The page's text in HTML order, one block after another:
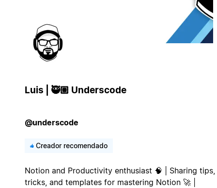
Luis | 🥷🏽 Underscode
@underscode
Creador recomendado
Notion and Productivity enthusiast 🧠 | Sharing tips,
tricks, and templates for mastering Notion 🚀 |